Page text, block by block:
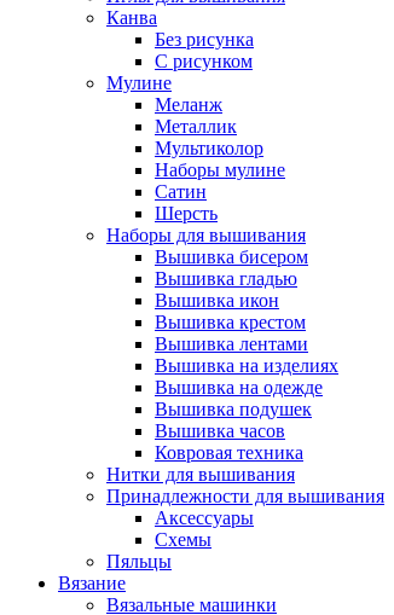
Канва
Без рисунка
С рисунком
Мулине
Меланж
Металлик
Мультиколор
Наборы мулине
Сатин
Шерсть
Наборы для вышивания
Вышивка бисером
Вышивка гладью
Вышивка икон
Вышивка крестом
Вышивка лентами
Вышивка на изделиях
Вышивка на одежде
Вышивка подушек
Вышивка часов
Ковровая техника
Нитки для вышивания
Принадлежности для вышивания
Аксессуары
Схемы
Пяльцы
Вязание
Вязальные машинки